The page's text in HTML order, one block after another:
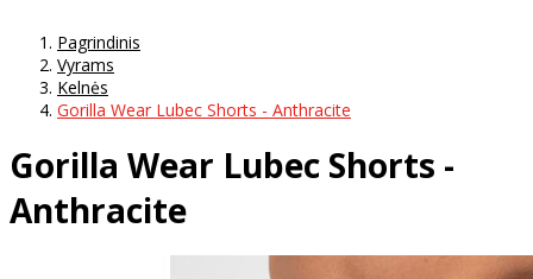
Pagrindinis
Vyrams
Kelnės
Gorilla Wear Lubec Shorts - Anthracite
Gorilla Wear Lubec Shorts -
Anthracite